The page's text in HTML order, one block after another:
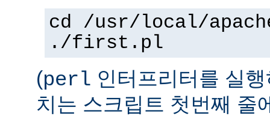
cd /usr/local/
./first.pl
(perl 인터프리터를 실
치는 스크립트 첫번째 줄